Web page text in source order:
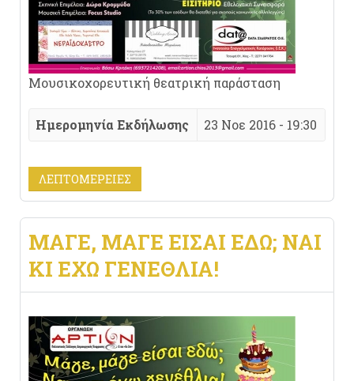
Μουσικοχορευτική θεατρική παράσταση
Ημερομηνία Εκδήλωσης 23 Νοε 2016 - 19:30
ΛΕΠΤΟΜΈΡΕΙΕΣ
ΜΆΓΕ, ΜΆΓΕ ΕΊΣΑΙ ΕΔΏ; ΝΑΙ
ΚΙ ΈΧΩ ΓΕΝΈΘΛΙΑ!